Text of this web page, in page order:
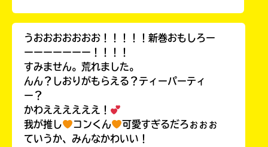
うおおおおおおお！！！！！新巻おもしろー
ーーーーーーー！！！！
すみません。荒れました。
んん？しおりがもらえる？ティーパーティ
ー？
かわええええええ！
我が推し
コンくん
可愛すぎるだろぉぉぉ
ていうか、みんなかわいい！